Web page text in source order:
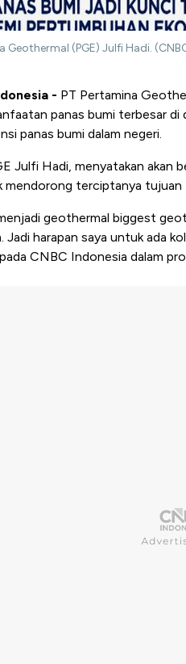
Geothermal (PGE) Julfi Hadi.
- PT Pertamina
panas bumi terbesar
panas bumi dalam negeri.
Julfi Hadi, menyatakan akan
mendorong terciptanya tujuan
geothermal biggest
Jadi harapan saya untuk ada
CNBC Indonesia dalam